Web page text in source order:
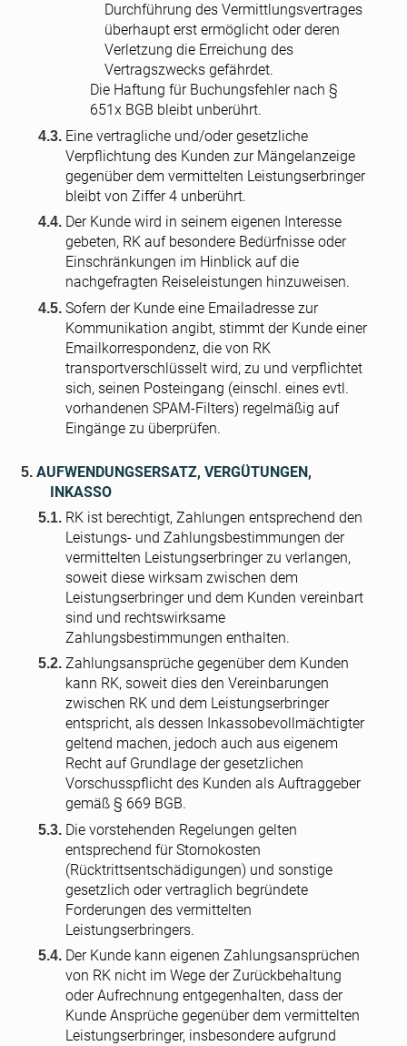
Durchführung des Vermittlungsvertrages
überhaupt erst ermöglicht oder deren
Verletzung die Erreichung des
Vertragszwecks gefährdet.
Die Haftung für Buchungsfehler nach §
651x BGB bleibt unberührt.
Eine vertragliche und/oder gesetzliche
Verpflichtung des Kunden zur Mängelanzeige
gegenüber dem vermittelten Leistungserbringer
bleibt von Ziffer 4 unberührt.
Der Kunde wird in seinem eigenen Interesse
gebeten, RK auf besondere Bedürfnisse oder
Einschränkungen im Hinblick auf die
nachgefragten Reiseleistungen hinzuweisen.
Sofern der Kunde eine Emailadresse zur
Kommunikation angibt, stimmt der Kunde einer
Emailkorrespondenz, die von RK
transportverschlüsselt wird, zu und verpflichtet
sich, seinen Posteingang (einschl. eines evtl.
vorhandenen SPAM-Filters) regelmäßig auf
Eingänge zu überprüfen.
AUFWENDUNGSERSATZ, VERGÜTUNGEN,
INKASSO
RK ist berechtigt, Zahlungen entsprechend den
Leistungs- und Zahlungsbestimmungen der
vermittelten Leistungserbringer zu verlangen,
soweit diese wirksam zwischen dem
Leistungserbringer und dem Kunden vereinbart
sind und rechtswirksame
Zahlungsbestimmungen enthalten.
Zahlungsansprüche gegenüber dem Kunden
kann RK, soweit dies den Vereinbarungen
zwischen RK und dem Leistungserbringer
entspricht, als dessen Inkassobevollmächtigter
geltend machen, jedoch auch aus eigenem
Recht auf Grundlage der gesetzlichen
Vorschusspflicht des Kunden als Auftraggeber
gemäß § 669 BGB.
Die vorstehenden Regelungen gelten
entsprechend für Stornokosten
(Rücktrittsentschädigungen) und sonstige
gesetzlich oder vertraglich begründete
Forderungen des vermittelten
Leistungserbringers.
Der Kunde kann eigenen Zahlungsansprüchen
von RK nicht im Wege der Zurückbehaltung
oder Aufrechnung entgegenhalten, dass der
Kunde Ansprüche gegenüber dem vermittelten
Leistungserbringer, insbesondere aufgrund